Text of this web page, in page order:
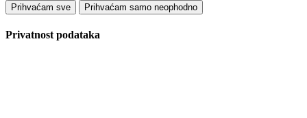
Prihvaćam sve Prihvaćam samo neophodno
Privatnost podataka